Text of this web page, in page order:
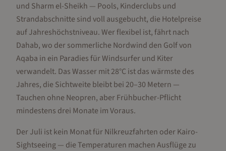
und Sharm el-Sheikh — Pools, Kinderclubs und
Strandabschnitte sind voll ausgebucht, die Hotelpreise
auf Jahreshöchstniveau. Wer flexibel ist, fährt nach
Dahab, wo der sommerliche Nordwind den Golf von
Aqaba in ein Paradies für Windsurfer und Kiter
verwandelt. Das Wasser mit 28°C ist das wärmste des
Jahres, die Sichtweite bleibt bei 20–30 Metern —
Tauchen ohne Neopren, aber Frühbucher-Pflicht
mindestens drei Monate im Voraus.
Der Juli ist kein Monat für Nilkreuzfahrten oder Kairo-
Sightseeing — die Temperaturen machen Ausflüge zu